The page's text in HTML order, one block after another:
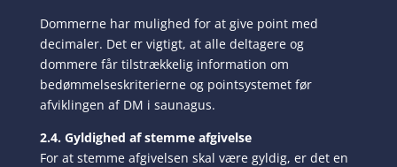
Dommerne har mulighed for at give point med
decimaler. Det er vigtigt, at alle deltagere og
dommere får tilstrækkelig information om
bedømmelseskriterierne og pointsystemet før
afviklingen af DM i saunagus.
2.4. Gyldighed af stemme afgivelse
For at stemme afgivelsen skal være gyldig, er det en